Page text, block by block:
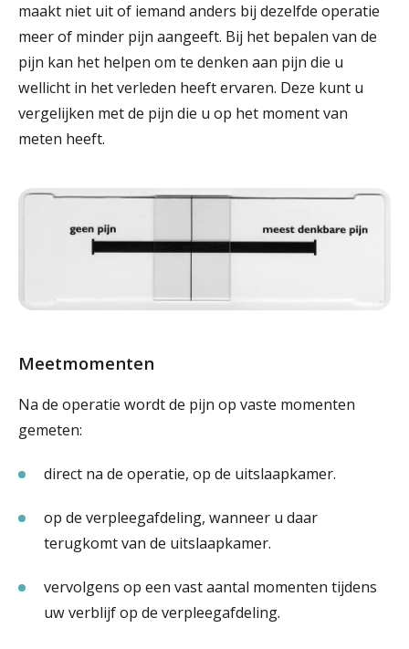
maakt niet uit of iemand anders bij dezelfde operatie
meer of minder pijn aangeeft. Bij het bepalen van de
pijn kan het helpen om te denken aan pijn die u
wellicht in het verleden heeft ervaren. Deze kunt u
vergelijken met de pijn die u op het moment van
meten heeft.
Meetmomenten
Na de operatie wordt de pijn op vaste momenten
gemeten:
direct na de operatie, op de uitslaapkamer.
op de verpleegafdeling, wanneer u daar
terugkomt van de uitslaapkamer.
vervolgens op een vast aantal momenten tijdens
uw verblijf op de verpleegafdeling.